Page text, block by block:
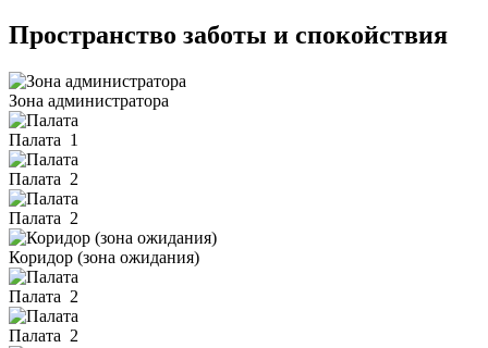
Пространство заботы и спокойствия
Зона администратора
Палата 1
Палата 2
Палата 2
Коридор (зона ожидания)
Палата 2
Палата 2